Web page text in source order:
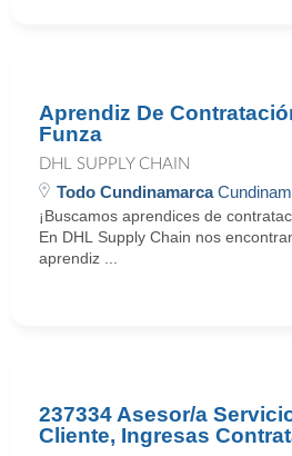
Aprendiz De
Funza
DHL SUPPLY CHAIN
Todo Cundinamarca
¡Buscamos aprendices de
En DHL Supply Chain nos
aprendiz ...
237334 Asesor/a
Cliente, Ingresas